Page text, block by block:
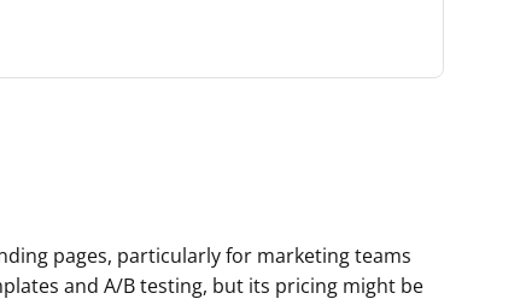
pages, particularly for marketing teams
and A/B testing, but its pricing might be